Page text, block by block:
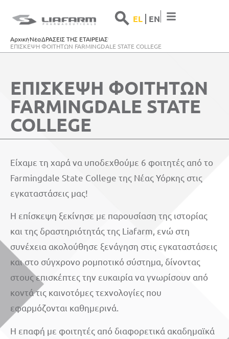
EL ΕΝ
ΑρχικήΝέαΔΡΑΣΕΙΣ ΤΗΣ ΕΤΑΙΡΕΙΑΣ
ΕΠΙΣΚΕΨΗ ΦΟΙΤΗΤΩΝ FARMINGDALE STATE COLLEGE
ΕΠΙΣΚΕΨΗ ΦΟΙΤΗΤΩΝ
FARMINGDALE STATE
COLLEGE
Είχαμε τη χαρά να υποδεχθούμε 6 φοιτητές από το
Farmingdale State College της Νέας Υόρκης στις
εγκαταστάσεις μας!
Η επίσκεψη ξεκίνησε με παρουσίαση της ιστορίας
και της δραστηριότητάς της Liafarm, ενώ στη
συνέχεια ακολούθησε ξενάγηση στις εγκαταστάσεις
και στο σύγχρονο ρομποτικό σύστημα, δίνοντας
στους επισκέπτες την ευκαιρία να γνωρίσουν από
κοντά τις καινοτόμες τεχνολογίες που
εφαρμόζονται καθημερινά.
Η επαφή με φοιτητές από διαφορετικά ακαδημαϊκά